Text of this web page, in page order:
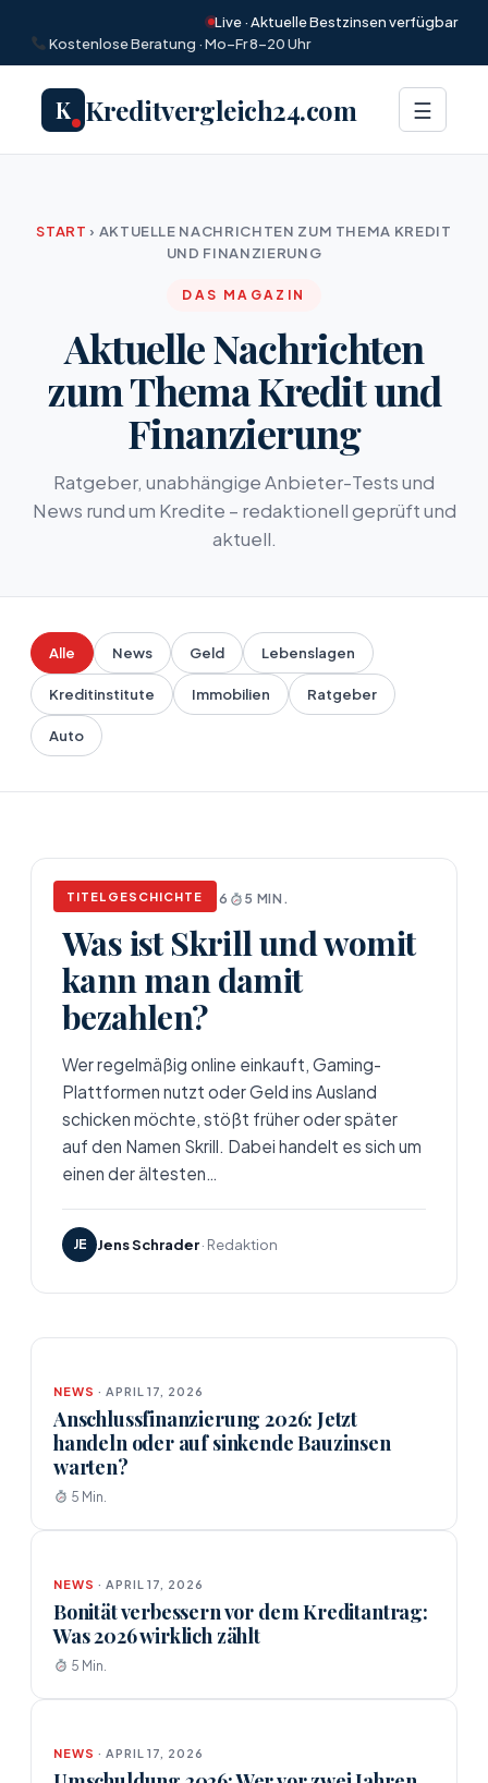
Live · Aktuelle Bestzinsen verfügbar
Kostenlose Beratung · Mo–Fr 8–20 Uhr
K Kreditvergleich24.com Menü
☰
START › AKTUELLE NACHRICHTEN ZUM THEMA KREDIT
UND FINANZIERUNG
DAS MAGAZIN
Aktuelle Nachrichten
zum Thema Kredit und
Finanzierung
Ratgeber, unabhängige Anbieter-Tests und
News rund um Kredite – redaktionell geprüft und
aktuell.
Alle News Geld Lebenslagen
Kreditinstitute Immobilien Ratgeber
Auto
TITELGESCHICHTE
NEWS APRIL 17, 2026 5 MIN.
Was ist Skrill und womit
kann man damit
bezahlen?
Wer regelmäßig online einkauft, Gaming-
Plattformen nutzt oder Geld ins Ausland
schicken möchte, stößt früher oder später
auf den Namen Skrill. Dabei handelt es sich um
einen der ältesten…
JE Jens Schrader· Redaktion
NEWS · APRIL 17, 2026
Anschlussfinanzierung 2026: Jetzt
handeln oder auf sinkende Bauzinsen
warten?
5 Min.
NEWS · APRIL 17, 2026
Bonität verbessern vor dem Kreditantrag:
Was 2026 wirklich zählt
5 Min.
NEWS · APRIL 17, 2026